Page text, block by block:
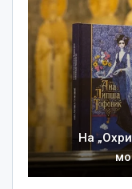
На